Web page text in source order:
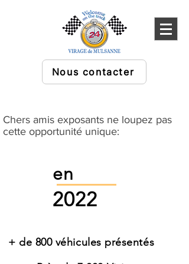
Nous contacter
Chers amis exposants ne loupez pas
cette opportunité unique:
en
2022
+ de 800 véhicules présentés